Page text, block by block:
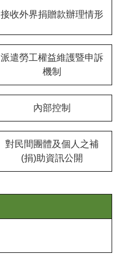
接收外界捐贈款辦理情形
派遣勞工權益維護暨申訴
機制
內部控制
對民間團體及個人之補
(捐)助資訊公開